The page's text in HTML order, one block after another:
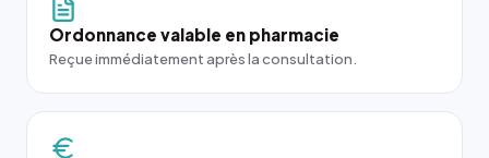
Ordonnance valable en pharmacie
Reçue immédiatement après la consultation.